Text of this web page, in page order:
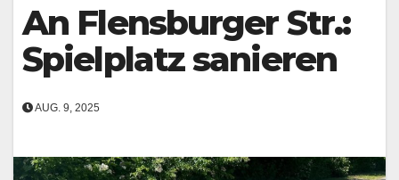
An Flensburger Str.:
Spielplatz sanieren
AUG. 9, 2025